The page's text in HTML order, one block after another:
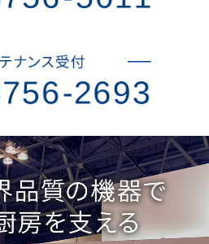
り組み